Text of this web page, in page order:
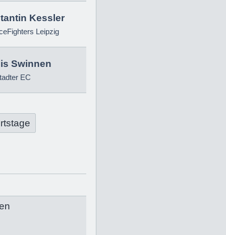
Kessler
Leipzig
Swinnen
EC